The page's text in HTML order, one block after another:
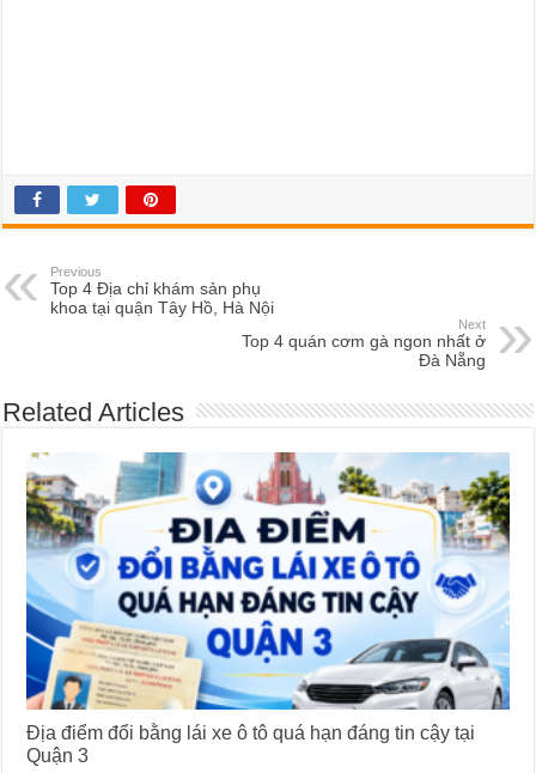
Previous
Top 4 Địa chỉ khám sản phụ
khoa tại quận Tây Hồ, Hà Nội
Next
Top 4 quán cơm gà ngon nhất ở
Đà Nẵng
Related Articles
Địa điểm đổi bằng lái xe ô tô quá hạn đáng tin cậy tại
Quận 3